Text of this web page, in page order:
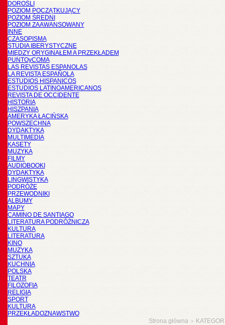
DOROŚLI
POZIOM POCZĄTKUJĄCY
POZIOM ŚREDNI
POZIOM ZAAWANSOWANY
INNE
CZASOPISMA
STUDIA IBERYSTYCZNE
MIĘDZY ORYGINAŁEM A PRZEKŁADEM
PUNTOyCOMA
LAS REVISTAS ESPANOLAS
LA REVISTA ESPAÑOLA
ESTUDIOS HISPANICOS
ESTUDIOS LATINOAMERICANOS
REVISTA DE OCCIDENTE
HISTORIA
HISZPANIA
AMERYKA ŁACIŃSKA
POWSZECHNA
DYDAKTYKA
MULTIMEDIA
KASETY
MUZYKA
FILMY
AUDIOBOOKI
DYDAKTYKA
LINGWISTYKA
PODRÓŻE
PRZEWODNIKI
ALBUMY
MAPY
CAMINO DE SANTIAGO
LITERATURA PODRÓŻNICZA
KULTURA
LITERATURA
KINO
MUZYKA
SZTUKA
KUCHNIA
POLSKA
TEATR
FILOZOFIA
RELIGIA
SPORT
KULTURA
PRZEKŁADOZNAWSTWO
Strona główna >